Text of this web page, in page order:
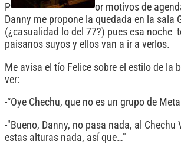
P
or motivos de
Danny me propone la quedada en la sala
(¿casualidad lo del 77?) pues esa noche
paisanos suyos y ellos van a ir a verlos.
Me avisa el tío Felice sobre el estilo de la
ver:
-“Oye Chechu, que no es un grupo de
-"Bueno, Danny, no pasa nada, al Chechu
estas alturas nada, así que…"